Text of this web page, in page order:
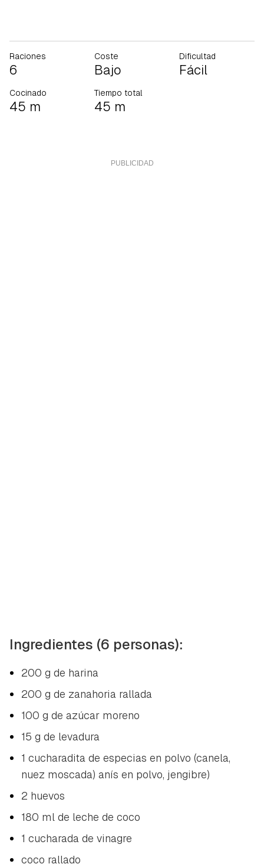
Raciones
6
Coste
Bajo
Dificultad
Fácil
Cocinado
45 m
Tiempo total
45 m
Ingredientes (6 personas):
200 g de harina
200 g de zanahoria rallada
100 g de azúcar moreno
15 g de levadura
1 cucharadita de especias en polvo (canela,
nuez moscada) anís en polvo, jengibre)
2 huevos
180 ml de leche de coco
1 cucharada de vinagre
coco rallado